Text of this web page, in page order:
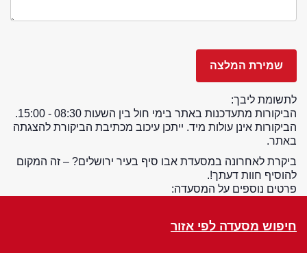
לתשומת ליבך:
הביקורות מתעדכנות באתר בימי חול בין השעות 08:30 - 15:00.
הביקורות אינן עולות מיד. ייתכן עיכוב מכתיבת הביקורת להצגתה
באתר.
ביקרת לאחרונה במסעדת אבו סיף בעיר ירושלים? – זה המקום
להוסיף חוות דעתך!.
פרטים נוספים על המסעדה:
חיפוש מסעדה לפי אזור